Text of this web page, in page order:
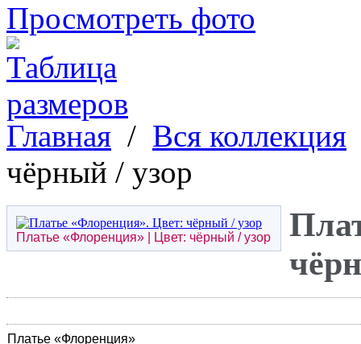
Просмотреть фото
Главная / Вся коллекция
чёрный / узор
Платье «Флоренция» | Цвет: чёрный / узор
Платье «Флоренция»